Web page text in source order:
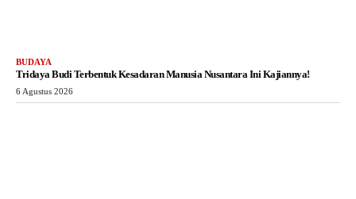
BUDAYA
Tridaya Budi Terbentuk Kesadaran Manusia Nusantara Ini Kajiannya!
6 Agustus 2026